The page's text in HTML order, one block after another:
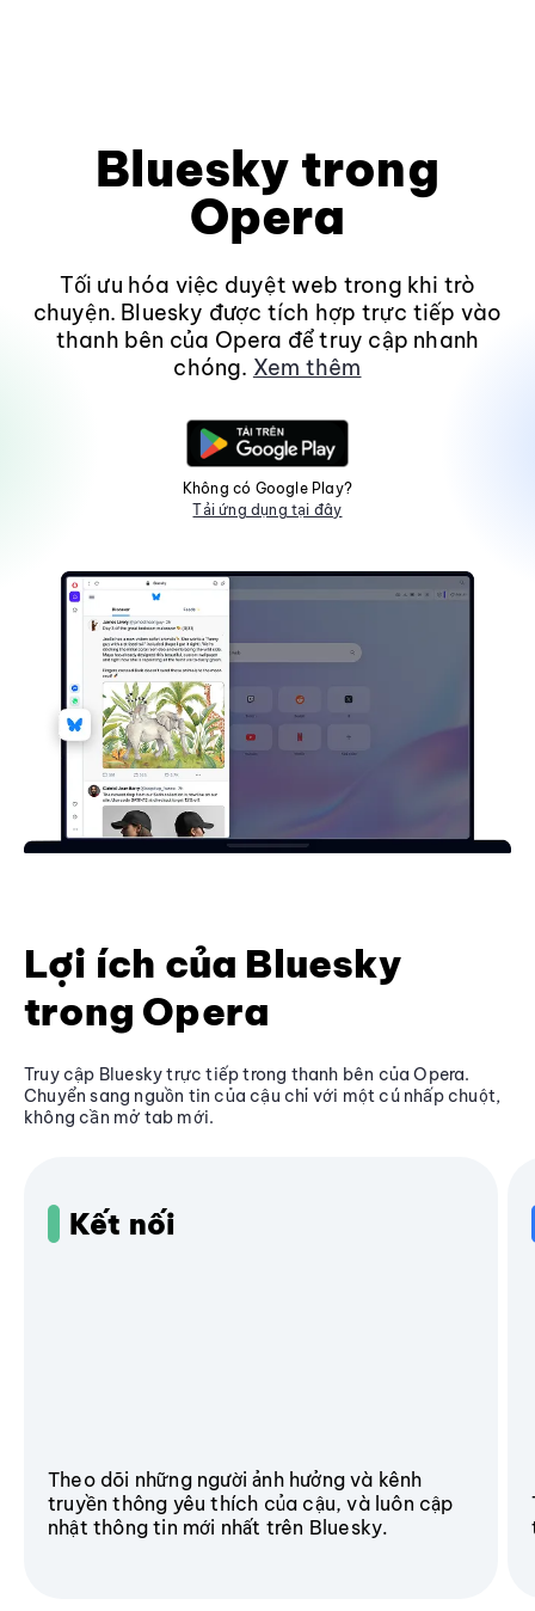
Bluesky trong
Opera
Tối ưu hóa việc duyệt web trong khi trò
chuyện. Bluesky được tích hợp trực tiếp vào
thanh bên của Opera để truy cập nhanh
chóng. Xem thêm
Không có Google Play?
Tải ứng dụng tại đây
Lợi ích của Bluesky
trong Opera
Truy cập Bluesky trực tiếp trong thanh bên của Opera.
Chuyển sang nguồn tin của cậu chỉ với một cú nhấp chuột,
không cần mở tab mới.
Kết nối
Theo dõi những người ảnh hưởng và kênh
truyền thông yêu thích của cậu, và luôn cập
nhật thông tin mới nhất trên Bluesky.